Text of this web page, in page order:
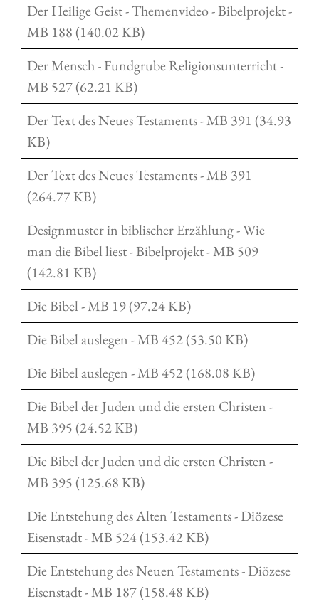
Der Heilige Geist - Themenvideo - Bibelprojekt -
MB 188 (140.02 KB)
Der Mensch - Fundgrube Religionsunterricht -
MB 527 (62.21 KB)
Der Text des Neues Testaments - MB 391 (34.93
KB)
Der Text des Neues Testaments - MB 391
(264.77 KB)
Designmuster in biblischer Erzählung - Wie
man die Bibel liest - Bibelprojekt - MB 509
(142.81 KB)
Die Bibel - MB 19 (97.24 KB)
Die Bibel auslegen - MB 452 (53.50 KB)
Die Bibel auslegen - MB 452 (168.08 KB)
Die Bibel der Juden und die ersten Christen -
MB 395 (24.52 KB)
Die Bibel der Juden und die ersten Christen -
MB 395 (125.68 KB)
Die Entstehung des Alten Testaments - Diözese
Eisenstadt - MB 524 (153.42 KB)
Die Entstehung des Neuen Testaments - Diözese
Eisenstadt - MB 187 (158.48 KB)